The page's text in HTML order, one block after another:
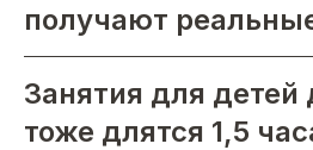
получают
Занятия для детей
тоже длятся 1,5